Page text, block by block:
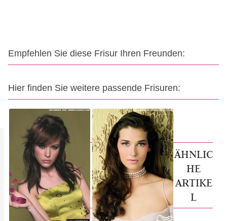
Empfehlen Sie diese Frisur Ihren Freunden:
Hier finden Sie weitere passende Frisuren:
ÄHNLIC
HE
ARTIKE
L